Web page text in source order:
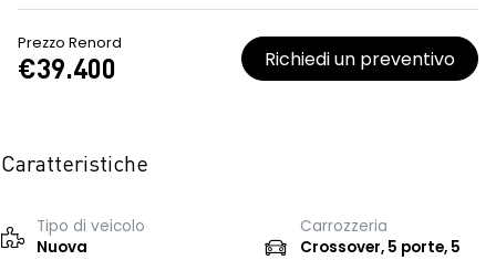
Prezzo Renord
€39.400 Richiedi un preventivo
Caratteristiche
Tipo di veicolo
Nuova
Carrozzeria
Crossover, 5 porte, 5